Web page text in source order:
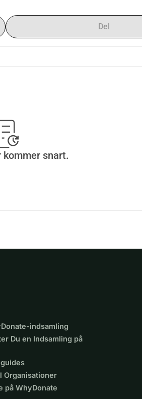
Del
kommer snart.
indsamling
Du en Indsamling på
Organisationer
på WhyDonate